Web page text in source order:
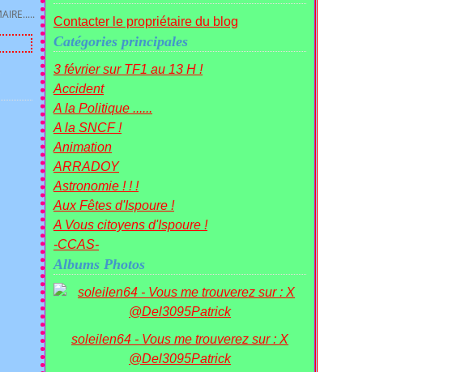
Contacter le propriétaire du blog
Catégories principales
3 février sur TF1 au 13 H !
Accident
A la Politique ......
A la SNCF !
Animation
ARRADOY
Astronomie ! ! !
Aux Fêtes d'Ispoure !
A Vous citoyens d'Ispoure !
-CCAS-
Albums Photos
soleilen64 - Vous me trouverez sur : X
@Del3095Patrick